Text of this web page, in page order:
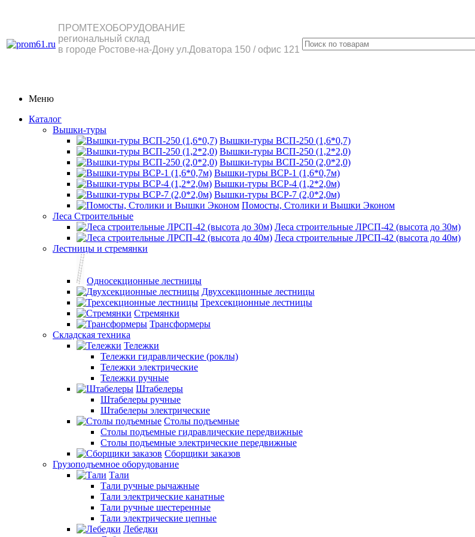
ПРОМТЕХОБОРУДОВАНИЕ
региональный склад
в городе Ростове-на-Дону ул.Доватора 150 / офис 121
Меню
Каталог
Вышки-туры
Вышки-туры ВСП-250 (1,6*0,7)
Вышки-туры ВСП-250 (1,2*2,0)
Вышки-туры ВСП-250 (2,0*2,0)
Вышки-туры ВСР-1 (1,6*0,7м)
Вышки-туры ВСР-4 (1,2*2,0м)
Вышки-туры ВСР-7 (2,0*2,0м)
Помосты, Столики и Вышки Эконом
Леса Строительные
Леса строительные ЛРСП-42 (высота до 30м)
Леса строительные ЛРСП-42 (высота до 40м)
Лестницы и стремянки
Односекционные лестницы
Двухсекционные лестницы
Трехсекционные лестницы
Стремянки
Трансформеры
Складская техника
Тележки
Тележки гидравлические (роклы)
Тележки электрические
Тележки ручные
Штабелеры
Штабелеры ручные
Штабелеры электрические
Столы подъемные
Столы подъемные гидравлические передвижные
Столы подъемные электрические передвижные
Сборщики заказов
Грузоподъемное оборудование
Тали
Тали ручные рычажные
Тали электрические канатные
Тали ручные шестеренные
Тали электрические цепные
Лебедки